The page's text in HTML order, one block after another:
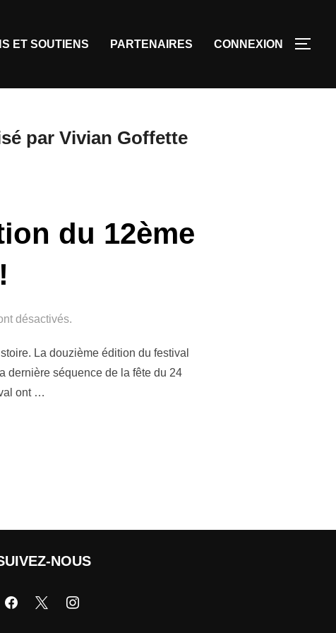
ET SOUTIENS PARTENAIRES CONNEXION
par Vivian Goffette
du 12ème
désactivés.
La douzième édition du festival
dernière séquence de la fête du 24
ont …
NOUS